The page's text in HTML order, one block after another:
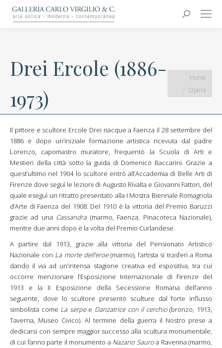
Search:
Carlo Virgilio & C.
Arte moderna e contemporanea
Drei Ercole (1886-
1973)
You are here:
Home
Opera
Il pittore e scultore Ercole Drei nacque a Faenza il 28 settembre del
1886 e dopo un’iniziale formazione artistica ricevuta dal padre
Lorenzo, capomastro muratore, frequentò la Scuola di Arti e
Mestieri della città sotto la guida di Domenico Baccarini. Grazie a
quest’ultimo nel 1904 lo scultore entrò all’Accademia di Belle Arti di
Firenze dove seguì le lezioni di Augusto Rivalta e Giovanni Fattori, del
quale eseguì un ritratto presentato alla I Mostra Biennale Romagnola
d’Arte di Faenza del 1908. Del 1910 è la vittoria del Premio Baruzzi
grazie ad una Cassandra (marmo, Faenza, Pinacoteca Nazionale),
mentre due anni dopo è la volta del Premio Curlandese.
A partire dal 1913, grazie alla vittoria del Pensionato Artistico
Nazionale con La morte dell’eroe(marmo), l’artista si trasferì a Roma
dando il via ad un’intensa stagione creativa ed espositiva, tra cui
occorre menzionare l’Esposizione Internazionale di Firenze del
1913 e la II Esposizione della Secessione Romana dell’anno
seguente, dove lo scultore presentò sculture dal forte influsso
simbolista come La serpee Danzatrice con il cerchio(bronzo, 1913,
Taverna, Museo Civico). Al termine della guerra il Nostro prese a
dedicarsi con sempre maggior successo alla scultura monumentale,
di cui fanno parte il monumento a Nazario Sauroa Ravenna (marmo,